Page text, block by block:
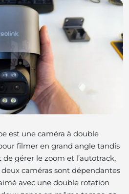
est une caméra à double
filmer en grand angle tandis
gérer le zoom et l’autotrack,
caméras sont dépendantes
aimé avec une double rotation